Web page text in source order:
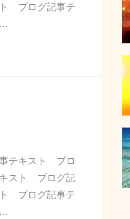
ブログ記事テ
テキスト ブロ
スト ブログ記
ブログ記事テ